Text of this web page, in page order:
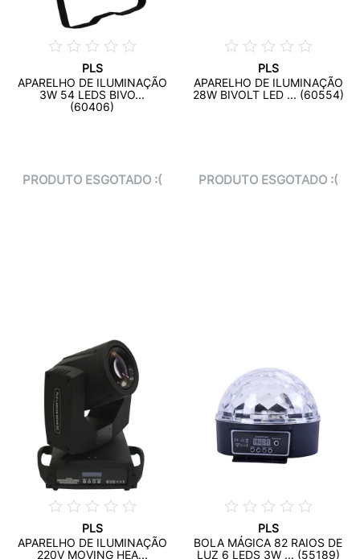
PLS
APARELHO DE ILUMINAÇÃO
3W 54 LEDS BIVO...
(60406)
PRODUTO ESGOTADO :(
PLS
APARELHO DE ILUMINAÇÃO
28W BIVOLT LED ... (60554)
PRODUTO ESGOTADO :(
PLS
APARELHO DE ILUMINAÇÃO
220V MOVING HEA...
PLS
BOLA MÁGICA 82 RAIOS DE
LUZ 6 LEDS 3W ... (55189)